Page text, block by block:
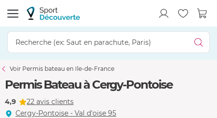
Voir Permis bateau en Ile-de-France
Permis Bateau à Cergy-Pontoise
4,9
22 avis clients
Cergy-Pontoise - Val d'oise 95